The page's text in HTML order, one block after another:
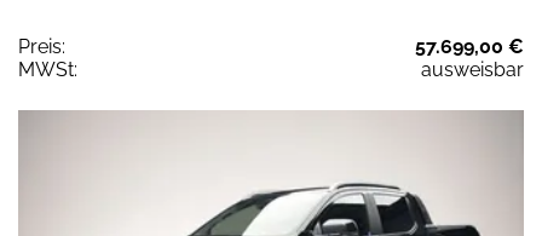
Preis:
57.699,00 €
MWSt:
ausweisbar